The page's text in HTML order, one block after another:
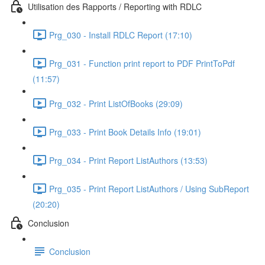
Utilisation des Rapports / Reporting with RDLC
Prg_030 - Install RDLC Report (17:10)
Prg_031 - Function print report to PDF PrintToPdf
(11:57)
Prg_032 - Print ListOfBooks (29:09)
Prg_033 - Print Book Details Info (19:01)
Prg_034 - Print Report ListAuthors (13:53)
Prg_035 - Print Report ListAuthors / Using SubReport
(20:20)
Conclusion
Conclusion